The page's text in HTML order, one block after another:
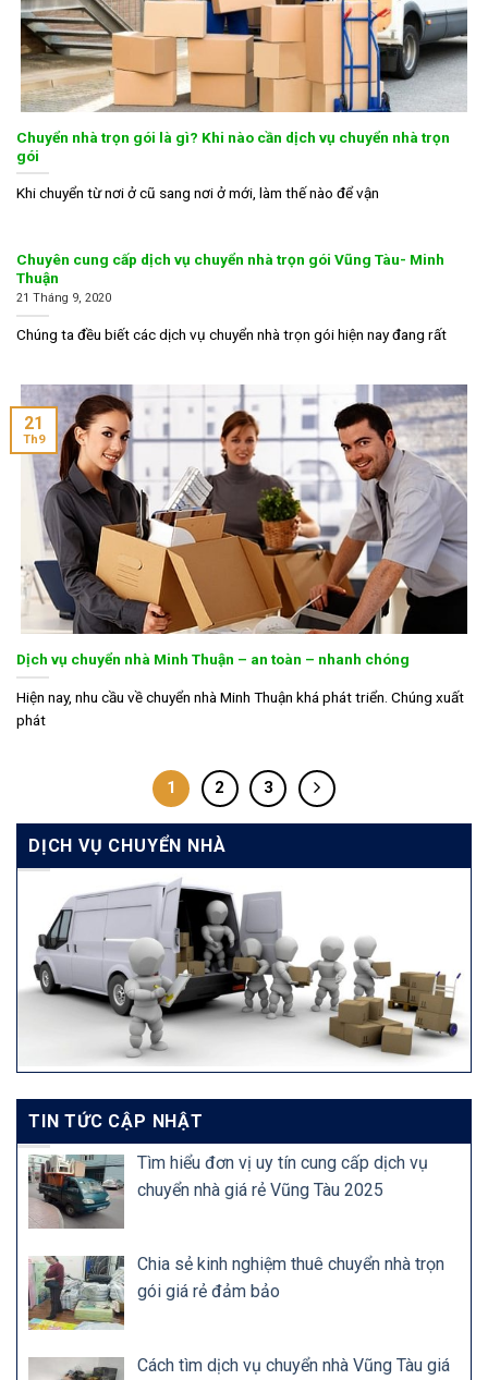
Chuyển nhà trọn gói là gì? Khi nào cần dịch vụ chuyển nhà trọn
gói
Khi chuyển từ nơi ở cũ sang nơi ở mới, làm thế nào để vận
Chuyên cung cấp dịch vụ chuyển nhà trọn gói Vũng Tàu- Minh
Thuận
21 Tháng 9, 2020
Chúng ta đều biết các dịch vụ chuyển nhà trọn gói hiện nay đang rất
Dịch vụ chuyển nhà Minh Thuận – an toàn – nhanh chóng
Hiện nay, nhu cầu về chuyển nhà Minh Thuận khá phát triển. Chúng xuất
phát
21
Th9
1 2 3
DỊCH VỤ CHUYỂN NHÀ
TIN TỨC CẬP NHẬT
Tìm hiểu đơn vị uy tín cung cấp dịch vụ
chuyển nhà giá rẻ Vũng Tàu 2025
Chia sẻ kinh nghiệm thuê chuyển nhà trọn
gói giá rẻ đảm bảo
Cách tìm dịch vụ chuyển nhà Vũng Tàu giá